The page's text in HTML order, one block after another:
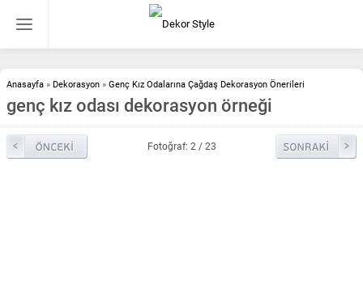
Anasayfa » Dekorasyon » Genç Kız Odalarına Çağdaş Dekorasyon Önerileri
genç kız odası dekorasyon örneği
Fotoğraf: 2 / 23